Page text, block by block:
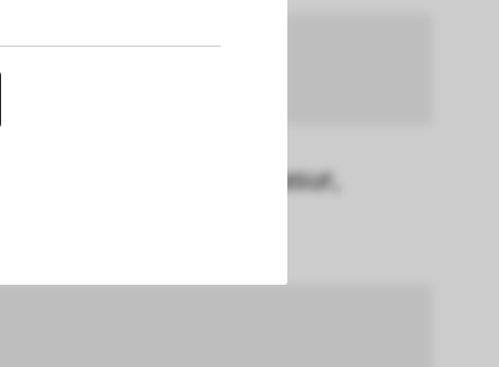
Außerdem
Scherben; Salzglasur,